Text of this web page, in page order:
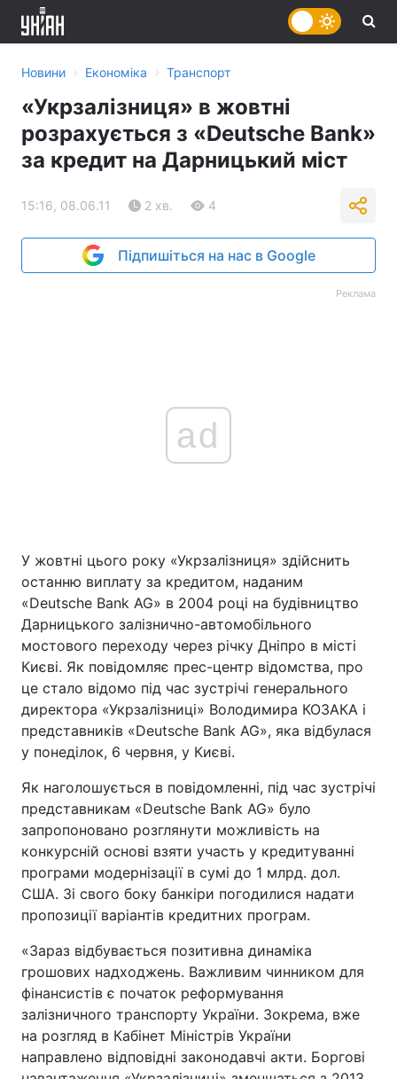
Головна Війна
Україна Політика
Економіка Світ
Спорт Наука
Лайт
Зброя Інциденти
Новини › Економіка › Транспорт
«Укрзалізниця» в жовтні
розрахується з «Deutsche Bank»
за кредит на Дарницький міст
15:16, 08.06.11 2 хв. 4
Підпишіться на нас в Google
Реклама
ad
У жовтні цього року «Укрзалізниця» здійснить
останню виплату за кредитом, наданим
«Deutsche Bank AG» в 2004 році на будівництво
Дарницького залізнично-автомобільного
мостового переходу через річку Дніпро в місті
Києві. Як повідомляє прес-центр відомства, про
це стало відомо під час зустрічі генерального
директора «Укрзалізниці» Володимира КОЗАКА і
представників «Deutsche Bank AG», яка відбулася
у понеділок, 6 червня, у Києві.
Як наголошується в повідомленні, під час зустрічі
представникам «Deutsche Bank AG» було
запропоновано розглянути можливість на
конкурсній основі взяти участь у кредитуванні
програми модернізації в сумі до 1 млрд. дол.
США. Зі свого боку банкіри погодилися надати
пропозиції варіантів кредитних програм.
«Зараз відбувається позитивна динаміка
грошових надходжень. Важливим чинником для
фінансистів є початок реформування
залізничного транспорту України. Зокрема, вже
на розгляд в Кабінет Міністрів України
направлено відповідні законодавчі акти. Боргові